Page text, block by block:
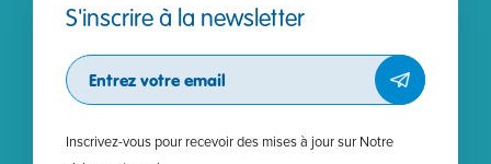
S'inscrire à la newsletter
Subscribe
Inscrivez-vous pour recevoir des mises à jour sur Notre